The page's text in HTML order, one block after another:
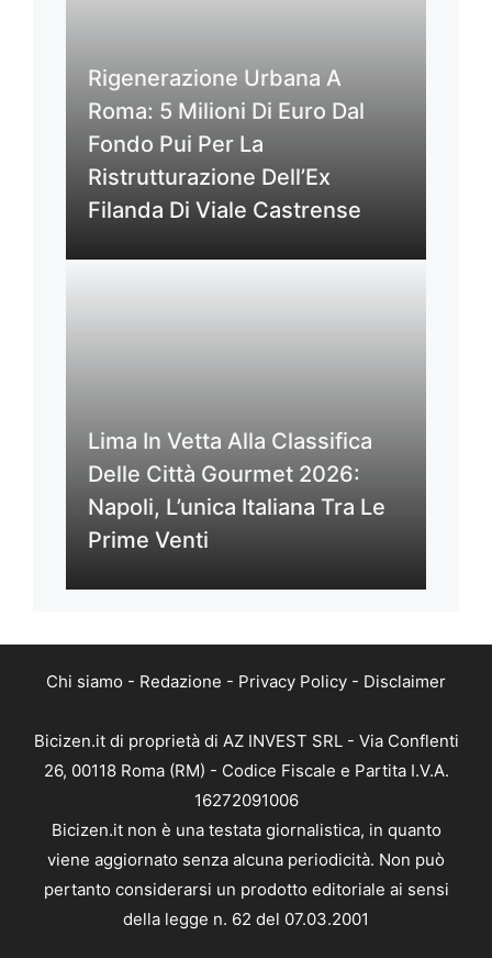
Rigenerazione Urbana A
Roma: 5 Milioni Di Euro Dal
Fondo Pui Per La
Ristrutturazione Dell’Ex
Filanda Di Viale Castrense
Lima In Vetta Alla Classifica
Delle Città Gourmet 2026:
Napoli, L’unica Italiana Tra Le
Prime Venti
Chi siamo - Redazione - Privacy Policy - Disclaimer
Bicizen.it di proprietà di AZ INVEST SRL - Via Conflenti
26, 00118 Roma (RM) - Codice Fiscale e Partita I.V.A.
16272091006
Bicizen.it non è una testata giornalistica, in quanto
viene aggiornato senza alcuna periodicità. Non può
pertanto considerarsi un prodotto editoriale ai sensi
della legge n. 62 del 07.03.2001